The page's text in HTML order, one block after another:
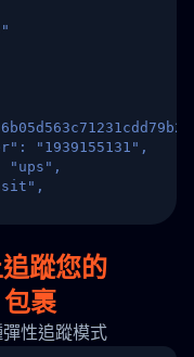
"1939155131",
"ups",
"United
2,
03-08 04: 22: 00",
蹤您的
裹
性追蹤模式